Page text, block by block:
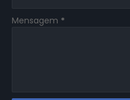
Mensagem *